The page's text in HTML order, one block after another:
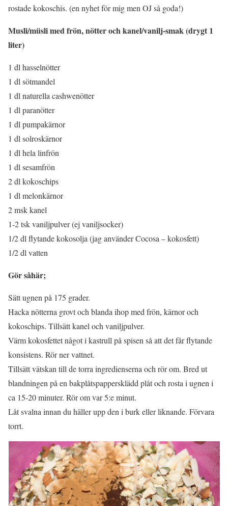
rostade kokoschis. (en nyhet för mig men OJ så goda!)
Musli/müsli med frön, nötter och kanel/vanilj-smak (drygt 1
liter)
1 dl hasselnötter
1 dl sötmandel
1 dl naturella cashwenötter
1 dl paranötter
1 dl pumpakärnor
1 dl solroskärnor
1 dl hela linfrön
1 dl sesamfrön
2 dl kokoschips
1 dl melonkärnor
2 msk kanel
1-2 tsk vaniljpulver (ej vaniljsocker)
1/2 dl flytande kokosolja (jag använder Cocosa – kokosfett)
1/2 dl vatten
Gör såhär;
Sätt ugnen på 175 grader.
Hacka nötterna grovt och blanda ihop med frön, kärnor och
kokoschips. Tillsätt kanel och vaniljpulver.
Värm kokosfettet något i kastrull på spisen så att det får flytande
konsistens. Rör ner vattnet.
Tillsätt vätskan till de torra ingredienserna och rör om. Bred ut
blandningen på en bakplåtspappersklädd plåt och rosta i ugnen i
ca 15-20 minuter. Rör om var 5:e minut.
Låt svalna innan du häller upp den i burk eller liknande. Förvara
torrt.